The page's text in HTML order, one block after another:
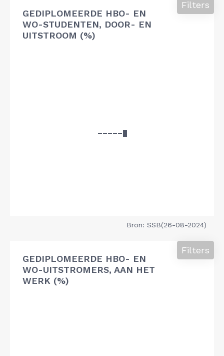
GEDIPLOMEERDE HBO- EN
WO-STUDENTEN, DOOR- EN
UITSTROOM (%)
Filters
Bron: SSB(26-08-2024)
GEDIPLOMEERDE HBO- EN
WO-UITSTROMERS, AAN HET
WERK (%)
Filters